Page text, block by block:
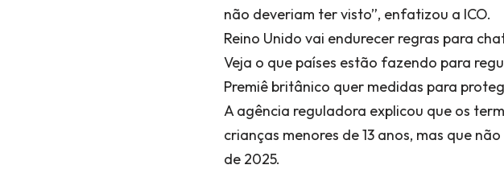
não deveriam ter visto”, enfatizou a ICO.
Reino Unido vai endurecer regras para
Veja o que países estão fazendo para
Premiê britânico quer medidas para
A agência reguladora explicou que os
crianças menores de 13 anos, mas que
de 2025.